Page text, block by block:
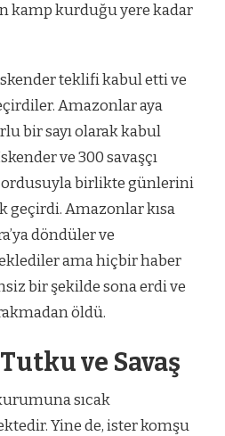
kamp kurduğu yere kadar
teklifi kabul etti ve
Amazonlar aya
bir sayı olarak kabul
ve 300 savaşçı
ordusuyla birlikte günlerini
geçirdi. Amazonlar kısa
döndüler ve
ama hiçbir haber
bir şekilde sona erdi ve
öldü.
ve Savaş
sıcak
Yine de, ister komşu